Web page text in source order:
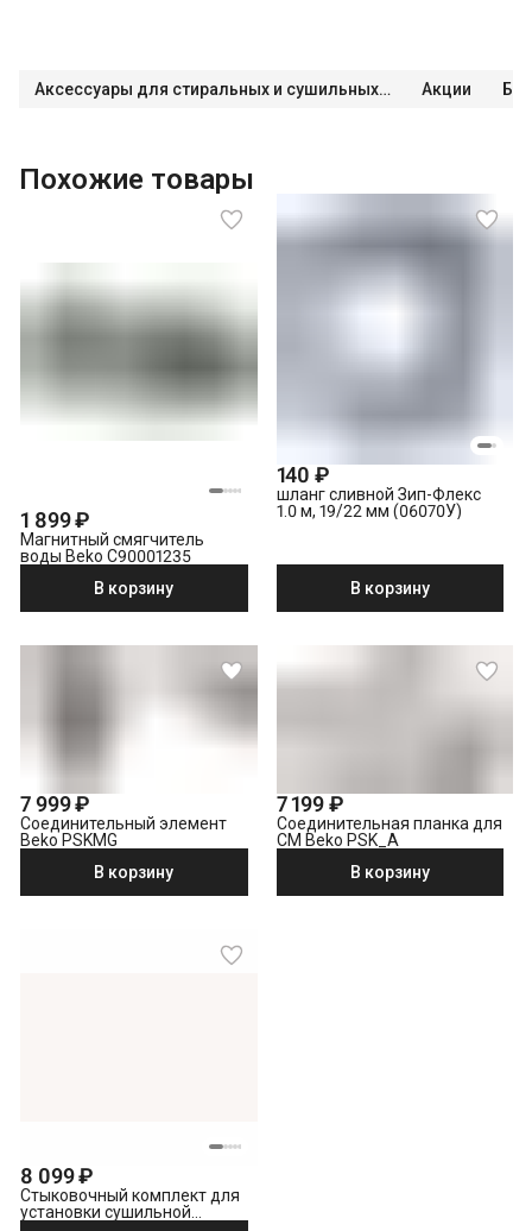
Аксессуары для стиральных и сушильных машин Акции
Похожие товары
1 899 ₽
Магнитный смягчитель
воды Beko C90001235
В корзину
140 ₽
шланг сливной Зип-Флекс
1.0 м, 19/22 мм (06070У)
В корзину
7 999 ₽
Соединительный элемент
Beko PSKMG
В корзину
7 199 ₽
Соединительная планка для
СМ Beko PSK_A
В корзину
8 099 ₽
Стыковочный комплект для
установки сушильной